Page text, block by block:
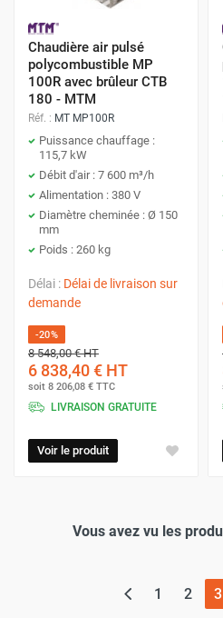
Chaudière air pulsé
polycombustible MP
100R avec brûleur CTB
180 - MTM
Réf. : MT MP100R
Puissance chauffage :
115,7 kW
Débit d'air : 7 600 m³/h
Alimentation : 380 V
Diamètre cheminée : Ø 150
mm
Poids : 260 kg
Délai : Délai de livraison sur
demande
-20%
8 548,00 €HT
6 838,40 € HT
soit 8 206,08 € TTC
LIVRAISON GRATUITE
Voir le produit
Vous avez vu les
1 2 3